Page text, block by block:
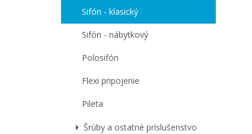
Sifón - klasický
Sifón - nábytkový
Polosifón
Flexi pripojenie
Pileta
Šrúby a ostatné príslušenstvo